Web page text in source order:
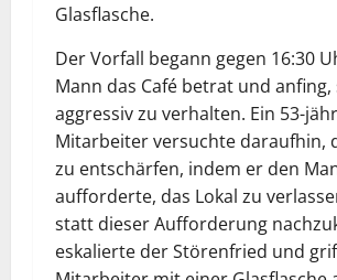
Glasflasche.
Der Vorfall begann gegen 16:30
Mann das Café betrat und anfing,
aggressiv zu verhalten. Ein 53-
Mitarbeiter versuchte daraufhin,
zu entschärfen, indem er den
aufforderte, das Lokal zu
statt dieser Aufforderung
eskalierte der Störenfried und